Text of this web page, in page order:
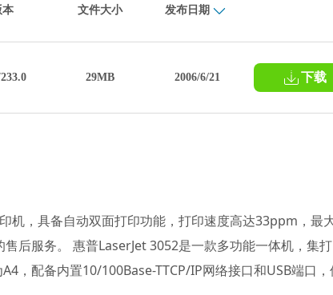
本 文件大小 发布日期
29MB 2006/6/21 下载
机，具备自动双面打印功能，打印速度高达33ppm，最
后服务。 惠普LaserJet 3052是一款多功能一体机，集打
，配备内置10/100Base-TTCP/IP网络接口和USB端口，